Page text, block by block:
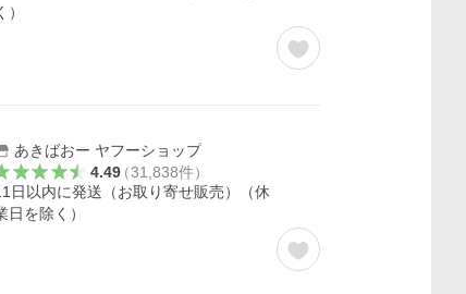
）
あきばおー ヤフーショップ
4.49（31,838件）
日以内に発送（お取り寄せ販売）（休
日を除く）